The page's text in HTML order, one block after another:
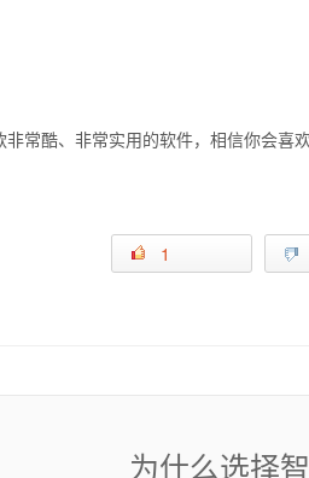
酷、非常实用的软件，相信你会喜
1
为什么选择